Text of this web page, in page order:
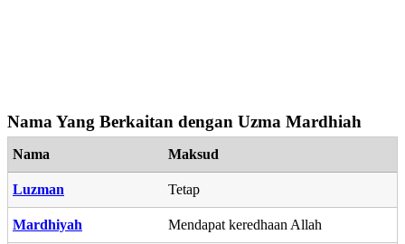
Nama Yang Berkaitan dengan Uzma Mardhiah
Nama Maksud
Luzman Tetap
Mardhiyah Mendapat keredhaan Allah